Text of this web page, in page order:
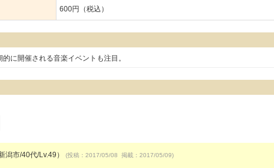
600円（税込）
に開催される音楽イベントも注目。
潟市/40代/Lv.49） (投稿：2017/05/08 掲載：2017/05/09)